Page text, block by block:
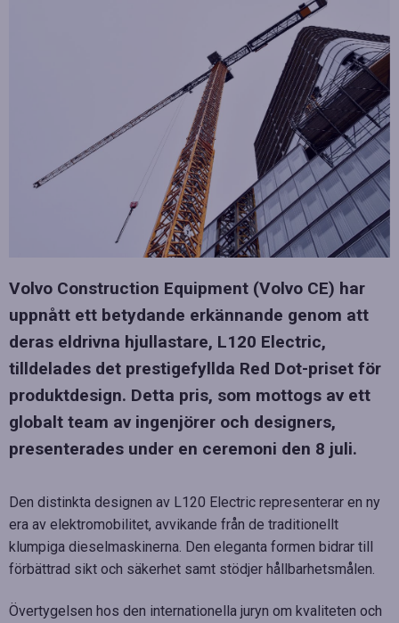
Volvo Construction Equipment (Volvo CE) har
uppnått ett betydande erkännande genom att
deras eldrivna hjullastare, L120 Electric,
tilldelades det prestigefyllda Red Dot-priset för
produktdesign. Detta pris, som mottogs av ett
globalt team av ingenjörer och designers,
presenterades under en ceremoni den 8 juli.
Den distinkta designen av L120 Electric representerar en ny
era av elektromobilitet, avvikande från de traditionellt
klumpiga dieselmaskinerna. Den eleganta formen bidrar till
förbättrad sikt och säkerhet samt stödjer hållbarhetsmålen.
Övertygelsen hos den internationella juryn om kvaliteten och